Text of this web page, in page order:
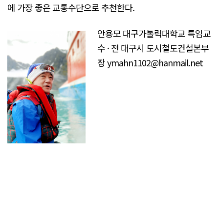
에 가장 좋은 교통수단으로 추천한다.
안용모 대구가톨릭대학교 특임교
수 · 전 대구시 도시철도건설본부
장 ymahn1102@hanmail.net